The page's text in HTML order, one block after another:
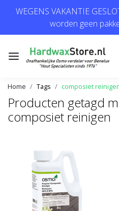
WEGENS VAKANTIE
worden geen
Home Tags composiet
Producten getagd
composiet reinigen